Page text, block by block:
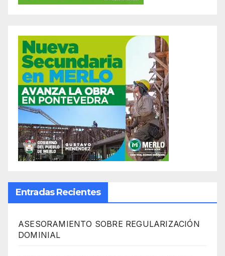
Entradas Recientes
ASESORAMIENTO SOBRE REGULARIZACIÓN
DOMINIAL